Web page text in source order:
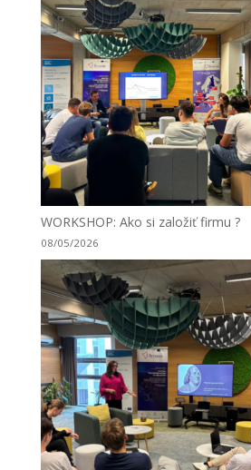
WORKSHOP: Ako si založiť firmu ?
08/05/2026